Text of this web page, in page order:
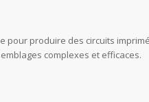
pour produire des circuits
complexes et efficaces.